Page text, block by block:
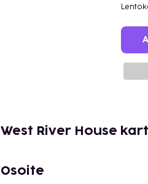
West River House
Osoite